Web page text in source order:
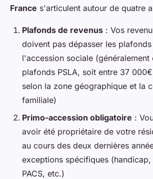
France s'articulent autour de quatre
Plafonds de revenus : Vos
doivent pas dépasser les
l'accession sociale (généralement
plafonds PSLA, soit entre 37
selon la zone géographique et la
familiale)
Primo-accession obligatoire :
avoir été propriétaire de votre
au cours des deux dernières
exceptions spécifiques
PACS, etc.)